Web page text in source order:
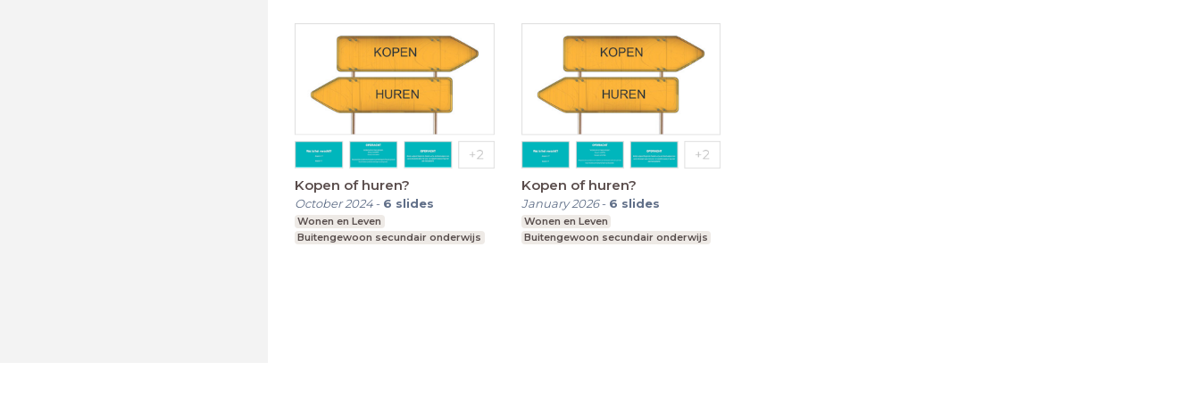
Kopen of huren?
October 2024- 6 slides
Wonen en Leven
Buitengewoon secundair onderwijs
Kopen of huren?
January 2026- 6 slides
Wonen en Leven
Buitengewoon secundair onderwijs